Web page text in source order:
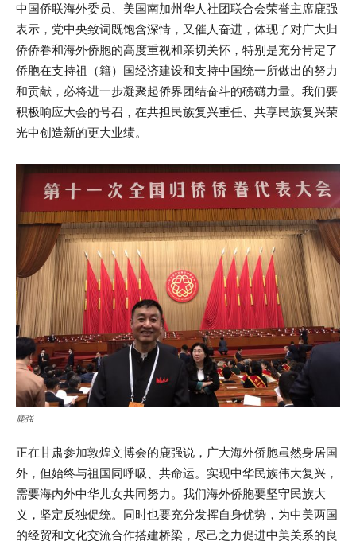
中国侨联海外委员、美国南加州华人社团联合会荣誉主席鹿强
表示，党中央致词既饱含深情，又催人奋进，体现了对广大归
侨侨眷和海外侨胞的高度重视和亲切关怀，特别是充分肯定了
侨胞在支持祖（籍）国经济建设和支持中国统一所做出的努力
和贡献，必将进一步凝聚起侨界团结奋斗的磅礴力量。我们要
积极响应大会的号召，在共担民族复兴重任、共享民族复兴荣
光中创造新的更大业绩。
鹿强
正在甘肃参加敦煌文博会的鹿强说，广大海外侨胞虽然身居国
外，但始终与祖国同呼吸、共命运。实现中华民族伟大复兴，
需要海内外中华儿女共同努力。我们海外侨胞要坚守民族大
义，坚定反独促统。同时也要充分发挥自身优势，为中美两国
的经贸和文化交流合作搭建桥梁，尽己之力促进中美关系的良